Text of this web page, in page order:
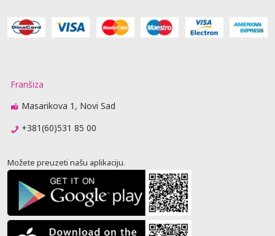
Franšiza
Masarikova 1, Novi Sad
+381(60)531 85 00
Možete preuzeti našu aplikaciju.